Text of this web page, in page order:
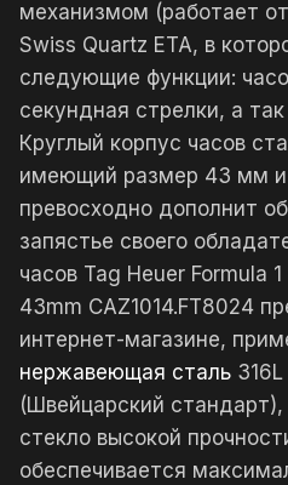
механизмом (работает
Swiss Quartz ETA, в
следующие функции:
секундная стрелки, а
Круглый корпус часов
имеющий размер 43 мм
превосходно дополнит
запястье своего
часов Tag Heuer Formula
43mm CAZ1014.FT8024
интернет-магазине,
нержавеющая сталь
(Швейцарский
стекло высокой
обеспечивается